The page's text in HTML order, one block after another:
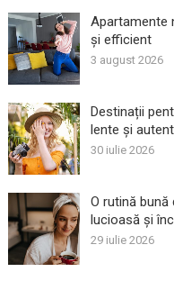
Apartamente
și efficient
3 august 2026
Destinații
lente și
30 iulie 2026
O rutină bună
lucioasă și
29 iulie 2026